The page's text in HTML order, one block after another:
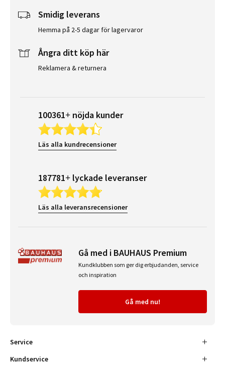
Smidig leverans
Hemma på 2-5 dagar för lagervaror
Ångra ditt köp här
Reklamera & returnera
100361+ nöjda kunder
Läs alla kundrecensioner
187781+ lyckade leveranser
Läs alla leveransrecensioner
Gå med i BAUHAUS Premium
Kundklubben som ger dig erbjudanden, service
och inspiration
Gå med nu!
Service
Kundservice